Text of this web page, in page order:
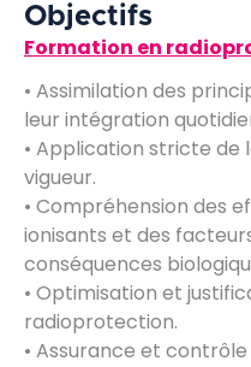
Objectifs
Formation en
• Assimilation des
leur intégration
• Application stricte
vigueur.
• Compréhension des
ionisants et des
conséquences
• Optimisation et
radioprotection.
• Assurance et